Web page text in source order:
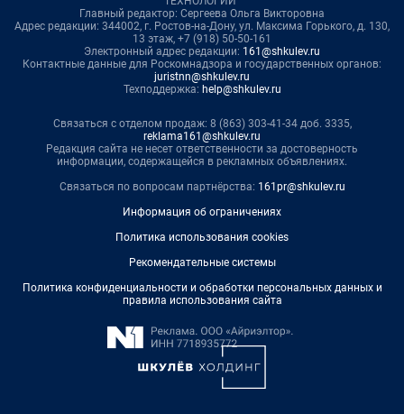
Главный редактор: Сергеева Ольга Викторовна
Адрес редакции: 344002, г. Ростов-на-Дону, ул. Максима Горького, д. 130,
13 этаж, +7 (918) 50-50-161
Электронный адрес редакции: 161@shkulev.ru
Контактные данные для Роскомнадзора и государственных органов:
juristnn@shkulev.ru
Техподдержка: help@shkulev.ru
Связаться с отделом продаж: 8 (863) 303-41-34 доб. 3335,
reklama161@shkulev.ru
Редакция сайта не несет ответственности за достоверность
информации, содержащейся в рекламных объявлениях.
Связаться по вопросам партнёрства: 161pr@shkulev.ru
Информация об ограничениях
Политика использования cookies
Рекомендательные системы
Политика конфиденциальности и обработки персональных данных и
правила использования сайта